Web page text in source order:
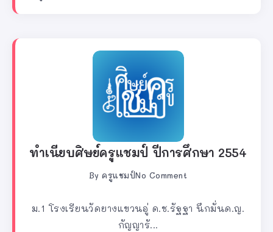
ทำเนียบศิษย์ครูแชมป์ ปีการศึกษา 2554
By ครูแชมป์No Comment
ม.1 โรงเรียนวัดยางแขวนอู่ ด.ช.รัฐฐา นึกมั่นด.ญ.
กัญญารั...